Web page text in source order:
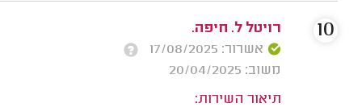
רויטל ל. חיפה.
אשרור: 17/08/2025
משוב: 20/04/2025
תיאור השירות:
10